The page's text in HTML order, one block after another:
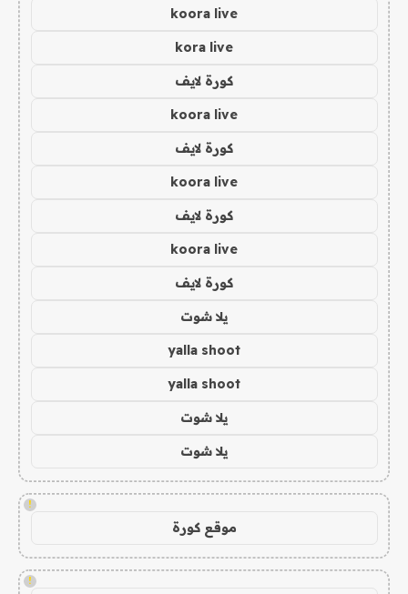
koora live
kora live
كورة لايف
koora live
كورة لايف
koora live
كورة لايف
koora live
كورة لايف
يلا شوت
yalla shoot
yalla shoot
يلا شوت
يلا شوت
!
موقع كورة
!